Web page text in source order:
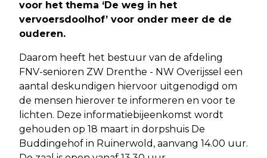
voor het thema ‘De weg in het
vervoersdoolhof’ voor onder meer de de
ouderen.
Daarom heeft het bestuur van de afdeling
FNV-senioren ZW Drenthe - NW Overijssel een
aantal deskundigen hiervoor uitgenodigd om
de mensen hierover te informeren en voor te
lichten. Deze informatiebijeenkomst wordt
gehouden op 18 maart in dorpshuis De
Buddingehof in Ruinerwold, aanvang 14.00 uur.